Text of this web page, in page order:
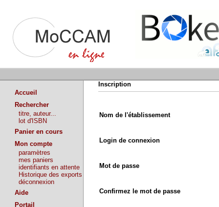
Accueil
Rechercher
titre, auteur...
lot d'ISBN
Panier en cours
Mon compte
paramètres
mes paniers
identifiants en attente
Historique des exports
déconnexion
Aide
Portail
Inscription
Nom de l'établissement
Login de connexion
Mot de passe
Confirmez le mot de passe